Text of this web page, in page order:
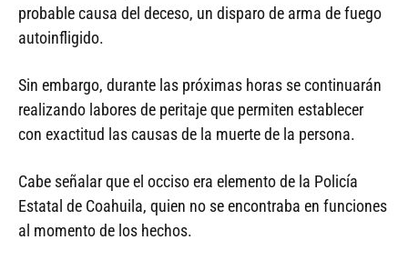
probable causa del deceso, un disparo de arma de fuego
autoinfligido.
Sin embargo, durante las próximas horas se continuarán
realizando labores de peritaje que permiten establecer
con exactitud las causas de la muerte de la persona.
Cabe señalar que el occiso era elemento de la Policía
Estatal de Coahuila, quien no se encontraba en funciones
al momento de los hechos.